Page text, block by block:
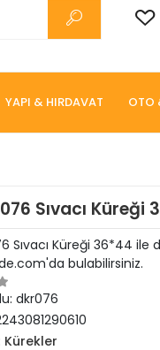
YAPI & HIRDAVAT OTO
Sıvacı Küreği
Sıvacı Küreği 36*44 ile
bulabilirsiniz.
dkr076
Kürekler